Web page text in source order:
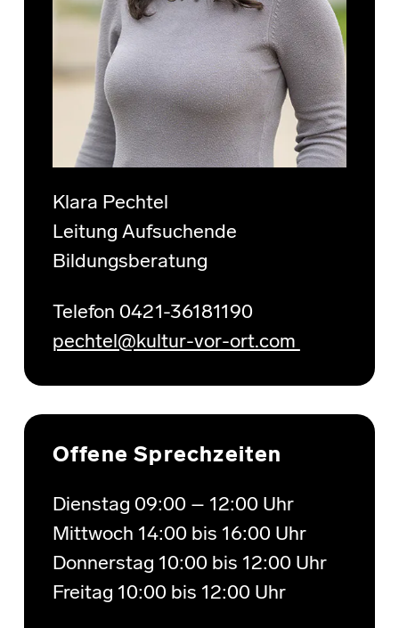
Klara Pechtel
Leitung Aufsuchende
Bildungsberatung
Telefon 0421-36181190
pechtel@kultur-vor-ort.com
Offene Sprechzeiten
Dienstag 09:00 – 12:00 Uhr
Mittwoch 14:00 bis 16:00 Uhr
Donnerstag 10:00 bis 12:00 Uhr
Freitag 10:00 bis 12:00 Uhr